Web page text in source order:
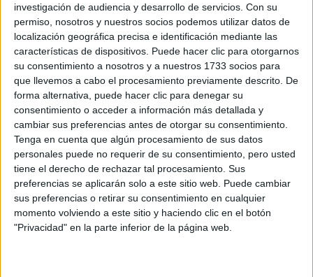
investigación de audiencia y desarrollo de servicios. Con su
permiso, nosotros y nuestros socios podemos utilizar datos de
localización geográfica precisa e identificación mediante las
características de dispositivos. Puede hacer clic para otorgarnos
su consentimiento a nosotros y a nuestros 1733 socios para
que llevemos a cabo el procesamiento previamente descrito. De
forma alternativa, puede hacer clic para denegar su
consentimiento o acceder a información más detallada y
cambiar sus preferencias antes de otorgar su consentimiento.
Tenga en cuenta que algún procesamiento de sus datos
personales puede no requerir de su consentimiento, pero usted
tiene el derecho de rechazar tal procesamiento. Sus
preferencias se aplicarán solo a este sitio web. Puede cambiar
sus preferencias o retirar su consentimiento en cualquier
momento volviendo a este sitio y haciendo clic en el botón
"Privacidad" en la parte inferior de la página web.
Titulación
Grado en Biología
Grado en Bioquímica y Biología Molecular
Grado en Biotecnología
Grado en Física
Grado en Geología
Grado en Ingeniería Electrónica
Grado en Ingeniería Química
Grado en Matemáticas
Grado en Química
Doble Grado en Física + Ingeniería Electrónica